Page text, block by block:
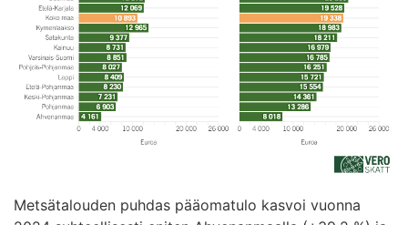
Metsätalouden puhdas pääomatulo kasvoi vuonna